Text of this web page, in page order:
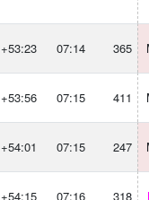
+53:23 07:14 365
+53:56 07:15 411
+54:01 07:15 247
+54:15 07:16 318